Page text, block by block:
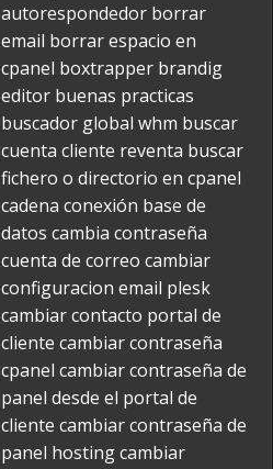
autorespondedor borrar
email borrar espacio en
cpanel boxtrapper brandig
editor buenas practicas
buscador global whm buscar
cuenta cliente reventa buscar
fichero o directorio en cpanel
cadena conexión base de
datos cambia contraseña
cuenta de correo cambiar
configuracion email plesk
cambiar contacto portal de
cliente cambiar contraseña
cpanel cambiar contraseña de
panel desde el portal de
cliente cambiar contraseña de
panel hostingcambiar